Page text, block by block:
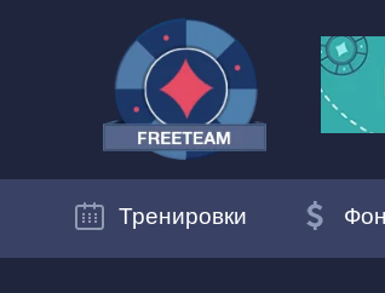
Тренировки